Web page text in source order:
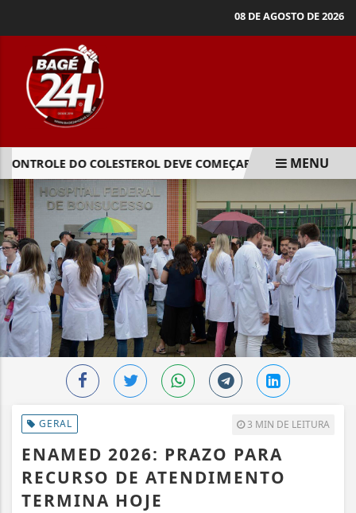
08 DE AGOSTO DE 2026
DO COLESTEROL DEVE COMEÇAR NA INFÂNCIA,
EM ALTA
MENU
GERAL 3 MIN DE LEITURA
ENAMED 2026: PRAZO PARA
RECURSO DE ATENDIMENTO
TERMINA HOJE